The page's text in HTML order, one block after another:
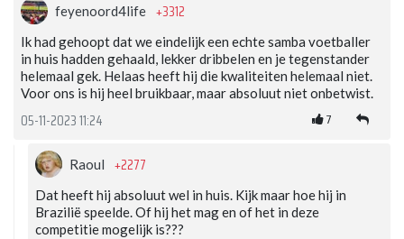
feyenoord4life +3312
Ik had gehoopt dat we eindelijk een echte samba voetballer
in huis hadden gehaald, lekker dribbelen en je tegenstander
helemaal gek. Helaas heeft hij die kwaliteiten helemaal niet.
Voor ons is hij heel bruikbaar, maar absoluut niet onbetwist.
05-11-2023 11:24 7
Raoul +2277
Dat heeft hij absoluut wel in huis. Kijk maar hoe hij in
Brazilië speelde. Of hij het mag en of het in deze
competitie mogelijk is???